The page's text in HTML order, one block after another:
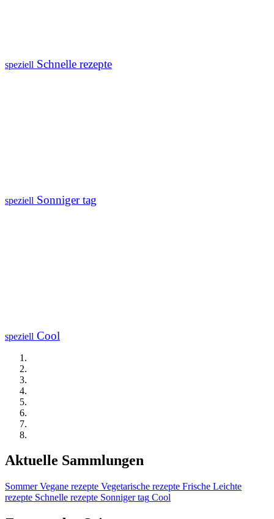
speziell Schnelle rezepte
speziell Sonniger tag
speziell Cool
Aktuelle Sammlungen
Sommer Vegane rezepte Vegetarische rezepte Frische Leichte
rezepte Schnelle rezepte Sonniger tag Cool